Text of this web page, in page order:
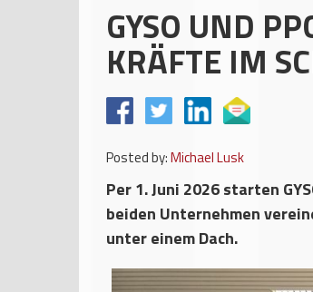
GYSO UND
KRÄFTE IM
Posted by:Michael Lusk
Per 1. Juni 2026 starten
beiden Unternehmen
unter einem Dach.